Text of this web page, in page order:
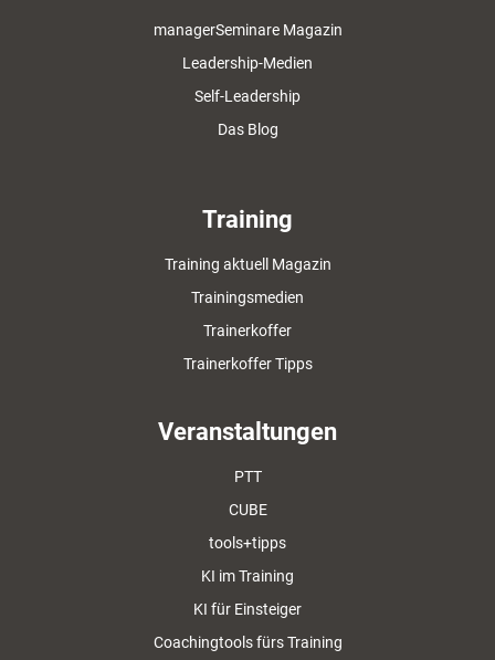
managerSeminare Magazin
Leadership-Medien
Self-Leadership
Das Blog
Training
Training aktuell Magazin
Trainingsmedien
Trainerkoffer
Trainerkoffer Tipps
Veranstaltungen
PTT
CUBE
tools+tipps
KI im Training
KI für Einsteiger
Coachingtools fürs Training